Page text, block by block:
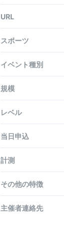
URL
スポーツ
イベント種別
規模
レベル
当日申込
計測
その他の特徴
主催者連絡先